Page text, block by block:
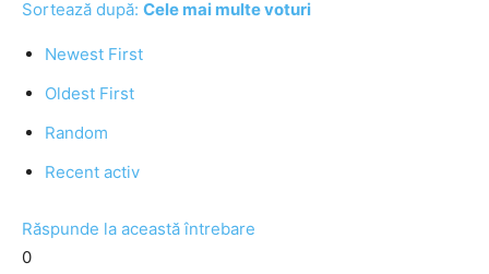
Sortează după: Cele mai multe voturi
Newest First
Oldest First
Random
Recent activ
Răspunde la această întrebare
0